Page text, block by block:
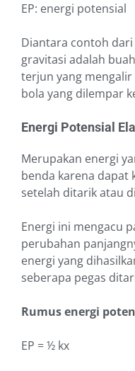
EP: energi potensial
Diantara contoh
gravitasi adalah
terjun yang
bola yang dilempar
Energi Potensial
Merupakan energi
benda karena dapat
setelah ditarik atau
Energi ini mengacu
perubahan
energi yang
seberapa pegas
Rumus energi
EP = ½ kx